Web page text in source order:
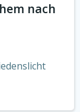
nach